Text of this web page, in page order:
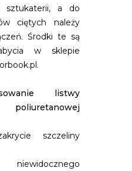
a do
ciętych należy
Środki te są
w sklepie
listwy
poliuretanowej
szczeliny
niewidocznego